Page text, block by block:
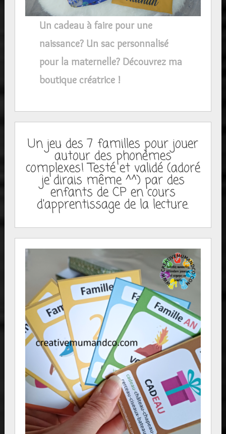
Un cadeau à faire pour une
naissance? Un sac personnalisé
pour la maternelle? Découvrez ma
boutique créatrice !
Un jeu des 7 familles pour jouer
autour des phonèmes
complexes! Testé et validé (adoré
je dirais même ^^) par des
enfants de CP en cours
d'apprentissage de la lecture.